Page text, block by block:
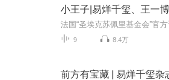
小王子|易烊千玺、王一
9 8.4万
前方有宝藏 | 易烊千玺杂